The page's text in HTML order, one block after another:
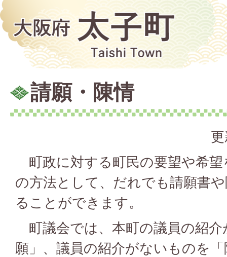
請願・陳情
町政に対する町民の要望や希
の方法として、だれでも請願書
ることができます。
町議会では、本町の議員の紹介
願」、議員の紹介がないものを